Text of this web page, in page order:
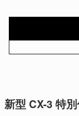
新型 CX-3 特